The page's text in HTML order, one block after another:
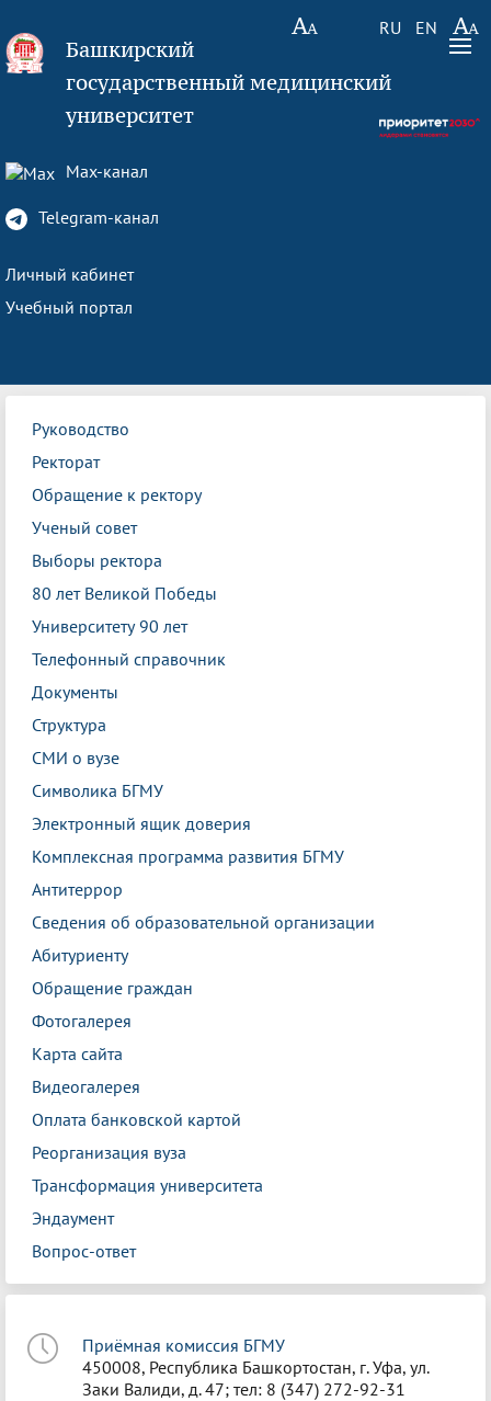
RU EN
Башкирский
государственный медицинский
университет
Max-канал
Telegram-канал
Личный кабинет
Учебный портал
Руководство
Ректорат
Обращение к ректору
Ученый совет
Выборы ректора
80 лет Великой Победы
Университету 90 лет
Телефонный справочник
Документы
Структура
СМИ о вузе
Символика БГМУ
Электронный ящик доверия
Комплексная программа развития БГМУ
Антитеррор
Сведения об образовательной организации
Абитуриенту
Обращение граждан
Фотогалерея
Карта сайта
Видеогалерея
Оплата банковской картой
Реорганизация вуза
Трансформация университета
Эндаумент
Вопрос-ответ
Приёмная комиссия БГМУ
450008, Республика Башкортостан, г. Уфа, ул.
Заки Валиди, д. 47; тел: 8 (347) 272-92-31